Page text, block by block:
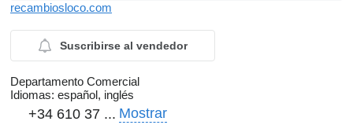
recambiosloco.com
Suscribirse al vendedor
Departamento Comercial
Idiomas: español, inglés
+34 610 37 ... Mostrar